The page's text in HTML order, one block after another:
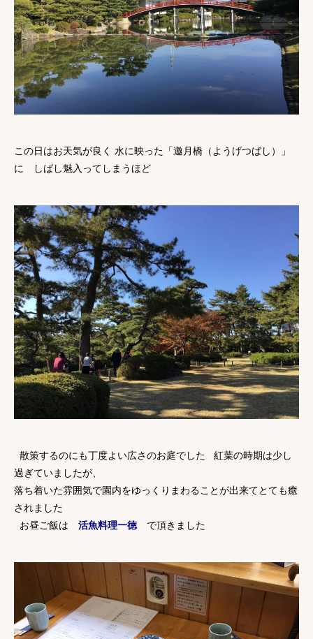
この日はお天気が良く 水に映った「邀月橋（ようげつばし）」
に しばし魅入ってしまうほど
散策するのにも丁度よい広さのお庭でした 紅葉の時期は少し
過ぎていましたが、
落ち着いた雰囲気で園内をゆっくりまわることが出来てとても癒
されました
お昼ご飯は 活魚料理一徳 で頂きました